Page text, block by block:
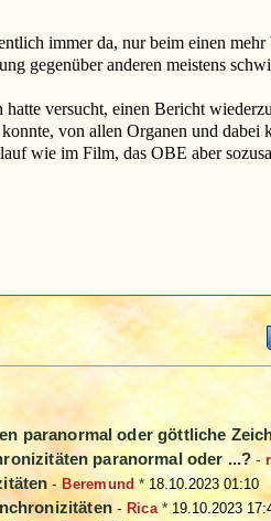
immer da, nur beim einen
gegenüber anderen meistens
hatte versucht, einen Bericht
von allen Organen und
wie im Film, das OBE aber
paranormal oder göttliche
paranormal oder ...? -
- Beremund * 18.10.2023 01:10
- Rica* 19.10.2023